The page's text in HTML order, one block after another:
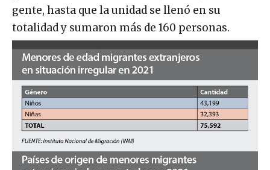
gente, hasta que la unidad se llenó en su
totalidad y sumaron más de 160 personas.